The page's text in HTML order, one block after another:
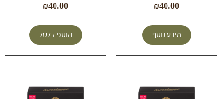
₪40.00
מידע נוסף
₪40.00
הוספה לסל